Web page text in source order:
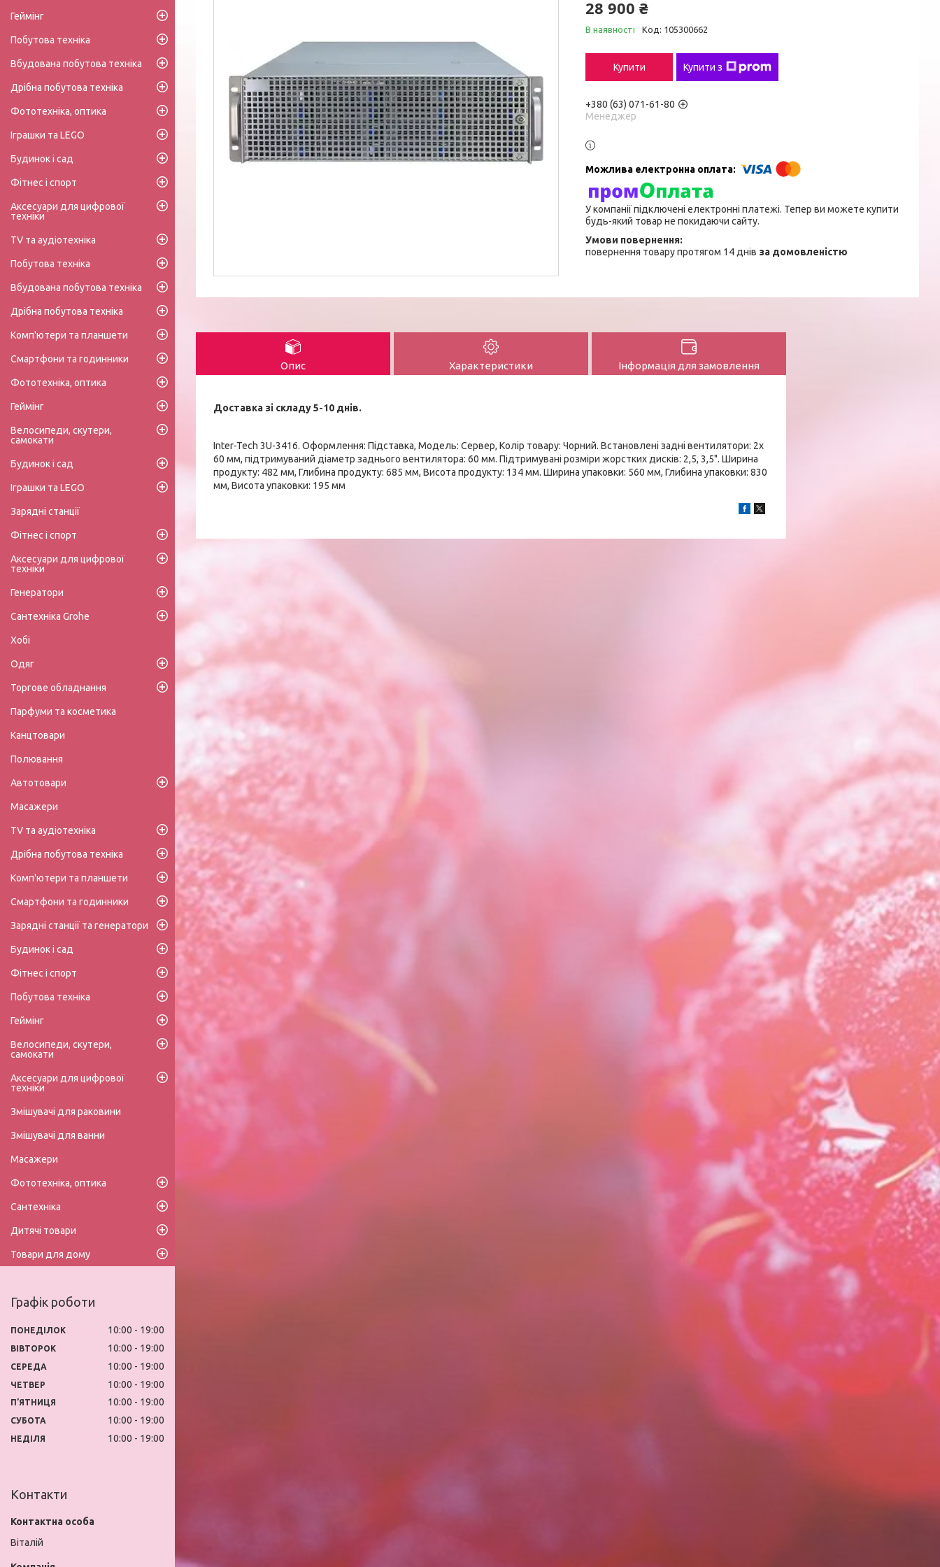
28 900 ₴
В наявності Код: 105300662
Купити Купити з
+380 (63) 071-61-80
Менеджер
У компанії підключені електронні платежі. Тепер ви можете купити
будь-який товар не покидаючи сайту.
повернення товару протягом 14 днів за домовленістю
Опис Характеристики Інформація для замовлення
Доставка зі складу 5-10 днів.
Inter-Tech 3U-3416. Оформлення: Підставка, Модель: Сервер, Колір товару: Чорний. Встановлені задні вентилятори: 2x
60 мм, підтримуваний діаметр заднього вентилятора: 60 мм. Підтримувані розміри жорстких дисків: 2,5, 3,5". Ширина
продукту: 482 мм, Глибина продукту: 685 мм, Висота продукту: 134 мм. Ширина упаковки: 560 мм, Глибина упаковки: 830
мм, Висота упаковки: 195 мм
Геймінг
Побутова техніка
Вбудована побутова техніка
Дрібна побутова техніка
Фототехніка, оптика
Іграшки та LEGO
Будинок і сад
Фітнес і спорт
Аксесуари для цифрової
техніки
TV та аудіотехніка
Побутова техніка
Вбудована побутова техніка
Дрібна побутова техніка
Комп'ютери та планшети
Смартфони та годинники
Фототехніка, оптика
Геймінг
Велосипеди, скутери,
самокати
Будинок і сад
Іграшки та LEGO
Зарядні станції
Фітнес і спорт
Аксесуари для цифрової
техніки
Генератори
Сантехніка Grohe
Хобі
Одяг
Торгове обладнання
Парфуми та косметика
Канцтовари
Полювання
Автотовари
Масажери
TV та аудіотехніка
Дрібна побутова техніка
Комп'ютери та планшети
Смартфони та годинники
Зарядні станції та генератори
Будинок і сад
Фітнес і спорт
Побутова техніка
Геймінг
Велосипеди, скутери,
самокати
Аксесуари для цифрової
техніки
Змішувачі для раковини
Змішувачі для ванни
Масажери
Фототехніка, оптика
Сантехніка
Дитячі товари
Товари для дому
Графік роботи
ПОНЕДІЛОК 10:00 19:00
ВІВТОРОК 10:00 19:00
СЕРЕДА 10:00 19:00
ЧЕТВЕР 10:00 19:00
ПʼЯТНИЦЯ 10:00 19:00
СУБОТА 10:00 19:00
НЕДІЛЯ 10:00 19:00
Контакти
Віталій